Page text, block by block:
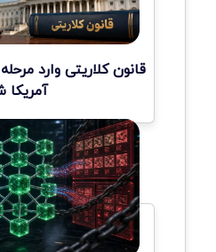
قانون کلاریتی وارد
آمریکا